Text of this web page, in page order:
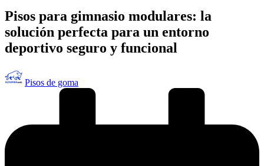
Pisos para gimnasio modulares: la
solución perfecta para un entorno
deportivo seguro y funcional
Publicado
por
Pisos de goma